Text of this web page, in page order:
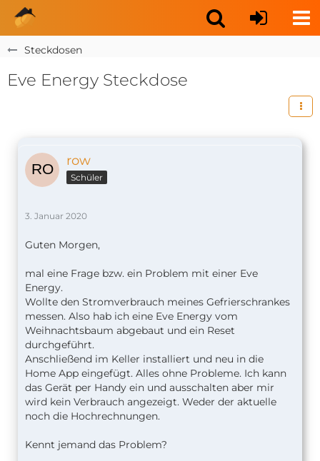
Steckdosen
Eve Energy Steckdose
row
Schüler
3. Januar 2020
Guten Morgen,
mal eine Frage bzw. ein Problem mit einer Eve
Energy.
Wollte den Stromverbrauch meines Gefrierschrankes
messen. Also hab ich eine Eve Energy vom
Weihnachtsbaum abgebaut und ein Reset
durchgeführt.
Anschließend im Keller installiert und neu in die
Home App eingefügt. Alles ohne Probleme. Ich kann
das Gerät per Handy ein und ausschalten aber mir
wird kein Verbrauch angezeigt. Weder der aktuelle
noch die Hochrechnungen.
Kennt jemand das Problem?